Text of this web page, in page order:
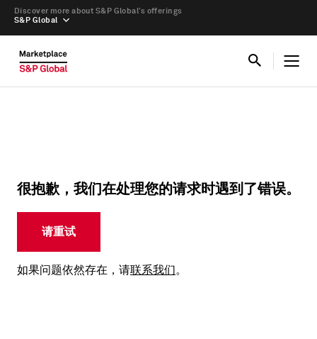
S&P Global
Discover more about S&P Global’s offerings
很抱歉，我们在处理您的请求时遇到了错误。
请重试
如果问题依然存在，请联系我们。